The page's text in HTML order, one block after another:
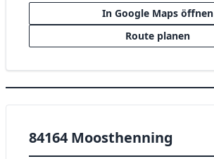
In Google Maps öffnen
Route planen
84164 Moosthenning